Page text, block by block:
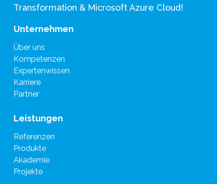
Transformation & Microsoft Azure Cloud!
Unternehmen
Über uns
Kompetenzen
Expertenwissen
Karriere
Partner
Leistungen
Referenzen
Produkte
Akademie
Projekte